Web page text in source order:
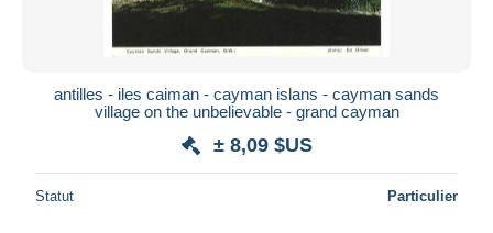
antilles - iles caiman - cayman islans - cayman sands
village on the unbelievable - grand cayman
± 8,09 $US
Statut Particulier